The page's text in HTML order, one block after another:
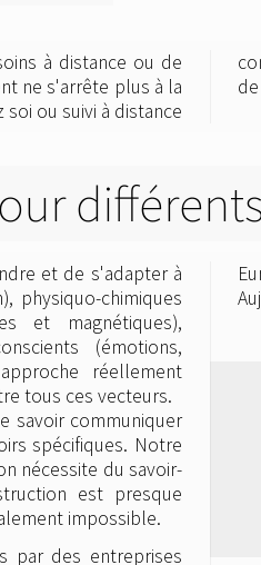
à distance ou de
ne s'arrête plus à la
ou suivi à distance
dans le domaine
et de s'adapter à
physiquo-chimiques
et magnétiques),
(émotions,
réellement
tous ces vecteurs.
savoir communiquer
spécifiques. Notre
nécessite du savoir-
est presque
impossible.
par des entreprises